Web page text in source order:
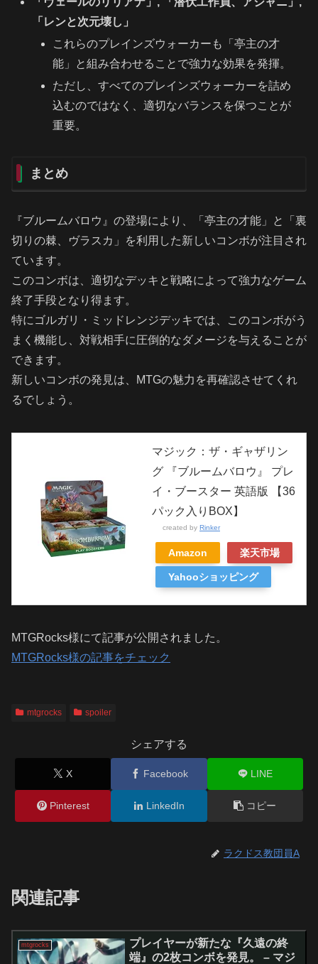
「レンと次元壊し」
これらのプレインズウォーカーも「亭主の才
能」と組み合わせることで強力な効果を発揮。
ただし、すべてのプレインズウォーカーを詰め
込むのではなく、適切なバランスを保つことが
重要。
まとめ
『ブルームバロウ』の登場により、「亭主の才能」と「裏
切りの棘、ヴラスカ」を利用した新しいコンボが注目され
ています。
このコンボは、適切なデッキと戦略によって強力なゲーム
終了手段となり得ます。
特にゴルガリ・ミッドレンジデッキでは、このコンボがう
まく機能し、対戦相手に圧倒的なダメージを与えることが
できます。
新しいコンボの発見は、MTGの魅力を再確認させてくれ
るでしょう。
マジック：ザ・ギャザリン
グ 『ブルームバロウ』 プレ
イ・ブースター 英語版 【36
パック入りBOX】
created by Rinker
Amazon 楽天市場
Yahooショッピング
MTGRocks様にて記事が公開されました。
MTGRocks様の記事をチェック
mtgrocks spoiler
シェアする
X Facebook LINE
Pinterest LinkedIn コピー
ラクドス教団員A
関連記事
mtgrocks
プレイヤーが新たな『久遠の終
端』の2枚コンボを発見。 – マジ